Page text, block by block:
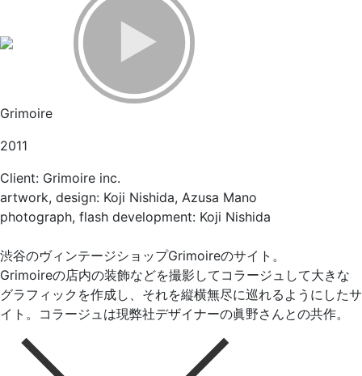
Grimoire
2011
Client: Grimoire inc.
artwork, design: Koji Nishida, Azusa Mano
photograph, flash development: Koji Nishida
渋谷のヴィンテージショップGrimoireのサイト。
Grimoireの店内の装飾などを撮影してコラージュして大きな
グラフィックを作成し、それを縦横無尽に巡れるようにしたサ
イト。コラージュは現弊社デザイナーの眞野さんとの共作。